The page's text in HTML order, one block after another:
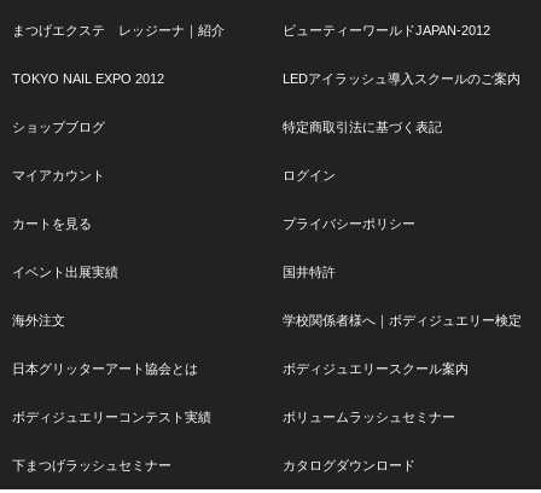
まつげエクステ レッジーナ｜紹介 ビューティーワールドJAPAN-2012
TOKYO NAIL EXPO 2012 LEDアイラッシュ導入スクールのご案内
ショップブログ 特定商取引法に基づく表記
マイアカウント ログイン
カートを見る プライバシーポリシー
イベント出展実績 国井特許
海外注文 学校関係者様へ｜ボディジュエリー検定
日本グリッターアート協会とは ボディジュエリースクール案内
ボディジュエリーコンテスト実績 ボリュームラッシュセミナー
下まつげラッシュセミナー カタログダウンロード